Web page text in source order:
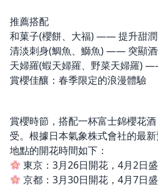
推薦搭配
和菓子(櫻餅、大福) —— 提升甜
清淡刺身(鯛魚、鰤魚) —— 突顯
天婦羅(蝦天婦羅、野菜天婦羅)
賞櫻佳釀：春季限定的浪漫體驗
賞櫻時節，搭配一杯富士錦櫻花
受。根據日本氣象株式會社的最
地點的開花時間如下：
東京：3月26日開花，4月2日
京都：3月30日開花，4月7日